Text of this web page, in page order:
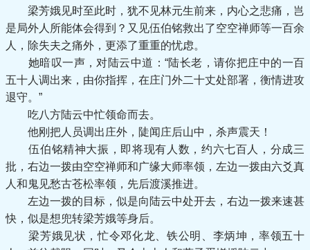
梁芳娥见时至此时，犹不见林元生前来，内心之悲痛，岂
是局外人所能体会得到？又见伍伯铭救出了空空禅师等一百余
人，除失夫之痛外，更添了重重的忧虑。
她暗叹一声，对陆云中道：“陆长老，请你把庄中的一百
五十人调出来，由你指挥，在庄门外二十丈处部署，衡情进攻
退守。”
吃八方陆云中忙领命而去。
他刚把人员调出庄外，陡闻庄后山中，杀声震天！
伍伯铭精神大振，即将现有人数，约六七百人，分成三
批，右边一拨由空空禅师和广缘大师率领，左边一拨由六爻真
人和鬼见愁古苍松率领，先后渡溪推进。
左边一拨的目标，似是向陆云中处开去，右边一拨来速甚
快，似是想兜转梁芳娥等身后。
梁芳娥见状，忙令邓化龙、铁公明、李炳坤，率领五十